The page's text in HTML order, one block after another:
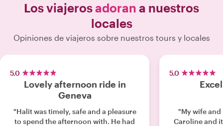
Los viajerosadoran a nuestros
locales
Opiniones de viajeros sobre nuestros tours y locales
5.0
Lovely afternoon ride in
Geneva
"Halit was timely, safe and a pleasure
to spend the afternoon with. He had
5.0
"My wife
Caroline and